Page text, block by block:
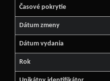
Časové pokrytie
Dátum zmeny
Dátum vydania
Rok